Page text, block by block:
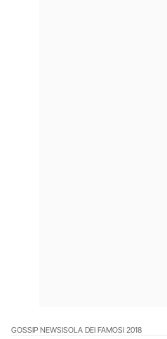
GOSSIP NEWSISOLA DEI FAMOSI 2018